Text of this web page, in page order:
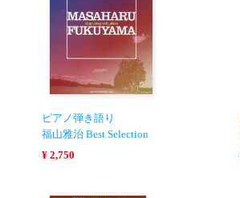
ピアノ弾き語り
福山雅治 Best Selection
¥ 2,750